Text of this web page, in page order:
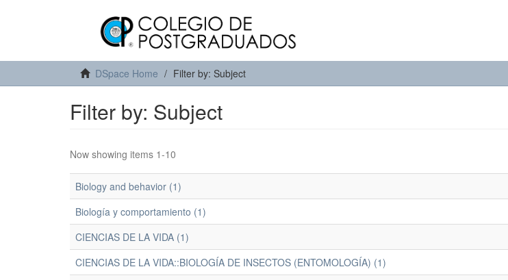
DSpace Home Filter by: Subject
Filter by: Subject
Now showing items 1-10
Biology and behavior (1)
Biología y comportamiento (1)
CIENCIAS DE LA VIDA (1)
CIENCIAS DE LA VIDA::BIOLOGÍA DE INSECTOS (ENTOMOLOGÍA) (1)